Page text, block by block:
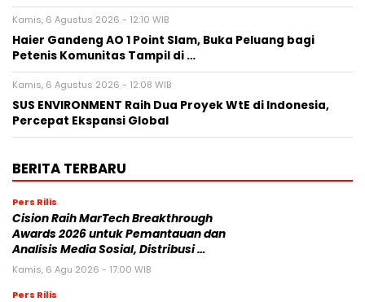
Kamis, 6 Agustus 2026 - 12:10 WIB
Haier Gandeng AO 1 Point Slam, Buka Peluang bagi
Petenis Komunitas Tampil di …
Kamis, 6 Agustus 2026 - 12:08 WIB
SUS ENVIRONMENT Raih Dua Proyek WtE di Indonesia,
Percepat Ekspansi Global
BERITA TERBARU
Pers Rilis
Cision Raih MarTech Breakthrough
Awards 2026 untuk Pemantauan dan
Analisis Media Sosial, Distribusi …
Kamis, 6 Agu 2026 - 17:00 WIB
Pers Rilis